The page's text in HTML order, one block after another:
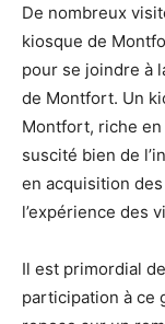
De nombreux
kiosque de
pour se joindre à
de Montfort. Un
Montfort, riche
suscité bien de
en acquisition
l’expérience des
Il est primordial
participation à ce